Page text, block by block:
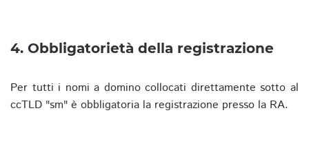
4. Obbligatorietà della registrazione
Per tutti i nomi a domino collocati direttamente sotto al
ccTLD "sm" è obbligatoria la registrazione presso la RA.